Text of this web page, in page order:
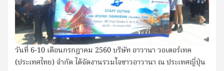
วันที่ 6-10 เดือนกรกฎาคม 2560 บริษัท อาวานา วอเตอร์เทค
(ประเทศไทย) จำกัด ได้จัดงานรวมใจชาวอาวานา ณ ประเทศญี่ปุ่น